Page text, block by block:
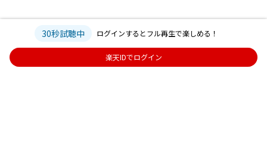
30秒試聴中 ログインするとフル再生で楽しめる！
楽天IDでログイン